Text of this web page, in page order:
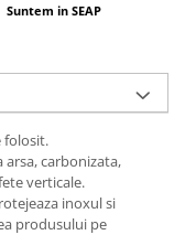
Suntem in SEAP
folosit.
carbonizata,
verticale.
inoxul si
produsului pe